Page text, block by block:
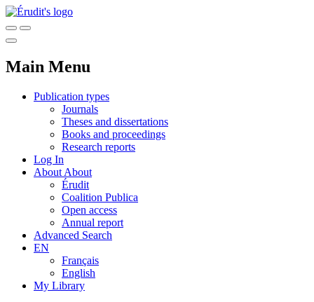
Main Menu
Publication types
Journals
Theses and dissertations
Books and proceedings
Research reports
Log In
About About
Érudit
Coalition Publica
Open access
Annual report
Advanced Search
EN
Français
English
My Library